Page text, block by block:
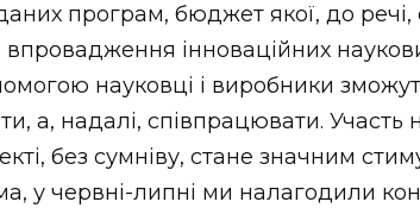
програм, бюджет якої, до
впровадження інноваційних
науковці і виробники
а, надалі, співпрацювати. Участь
без сумніву, стане значним
у червні-липні ми налагодили